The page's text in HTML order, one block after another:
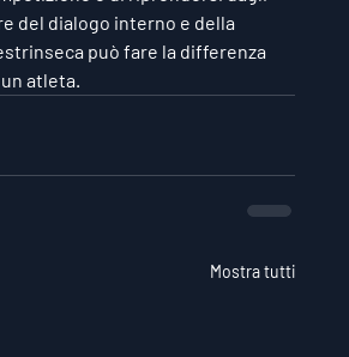
del dialogo interno e della
può fare la differenza
atleta.
Mostra tutti